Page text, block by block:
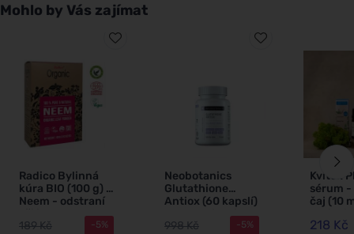
Mohlo by Vás zajímat
Radico Bylinná
kúra BIO (100 g) -
Neem - odstraní
189 Kč
-5%
Neobotanics
Glutathione
Antiox (60 kapslí)
- k detoxikaci a
podpoře imunity
998 Kč -5%
Kvitok
sérum -
čaj (10
218 Kč